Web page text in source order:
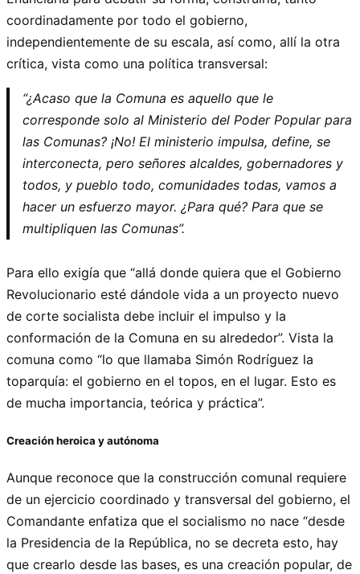
coordinadamente por todo el gobierno,
independientemente de su escala, así como, allí la otra
crítica, vista como una política transversal:
“¿Acaso que la Comuna es aquello que le
corresponde solo al Ministerio del Poder Popular para
las Comunas? ¡No! El ministerio impulsa, define, se
interconecta, pero señores alcaldes, gobernadores y
todos, y pueblo todo, comunidades todas, vamos a
hacer un esfuerzo mayor. ¿Para qué? Para que se
multipliquen las Comunas”.
Para ello exigía que “allá donde quiera que el Gobierno
Revolucionario esté dándole vida a un proyecto nuevo
de corte socialista debe incluir el impulso y la
conformación de la Comuna en su alrededor”. Vista la
comuna como “lo que llamaba Simón Rodríguez la
toparquía: el gobierno en el topos, en el lugar. Esto es
de mucha importancia, teórica y práctica”.
Creación heroica y autónoma
Aunque reconoce que la construcción comunal requiere
de un ejercicio coordinado y transversal del gobierno, el
Comandante enfatiza que el socialismo no nace “desde
la Presidencia de la República, no se decreta esto, hay
que crearlo desde las bases, es una creación popular, de